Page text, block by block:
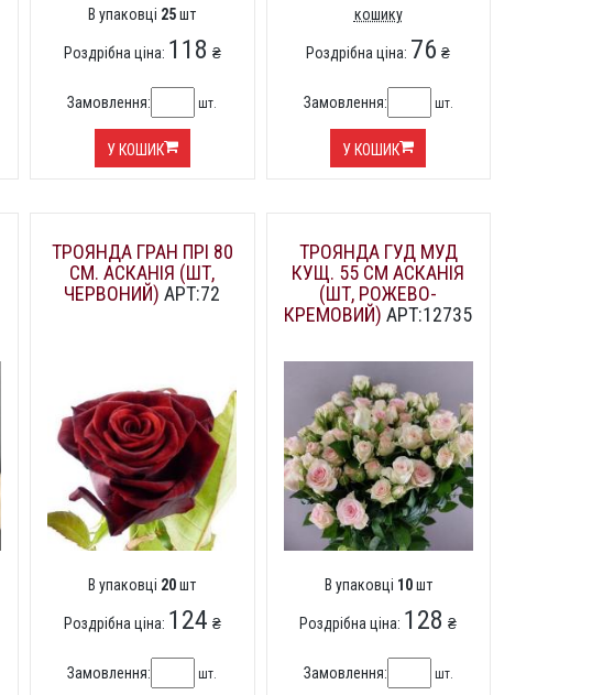
В упаковці 25шт
Роздрібна ціна: 118 ₴
Замовлення: шт.
У КОШИК
кошику
Роздрібна ціна: 76 ₴
Замовлення: шт.
У КОШИК
ТРОЯНДА ГРАН ПРІ 80
СМ. АСКАНІЯ (ШТ,
ЧЕРВОНИЙ) АРТ:72
В упаковці 20шт
Роздрібна ціна: 124 ₴
Замовлення: шт.
ТРОЯНДА ГУД МУД
КУЩ. 55 СМ АСКАНІЯ
(ШТ, РОЖЕВО-
КРЕМОВИЙ) АРТ:12735
В упаковці 10шт
Роздрібна ціна: 128 ₴
Замовлення: шт.